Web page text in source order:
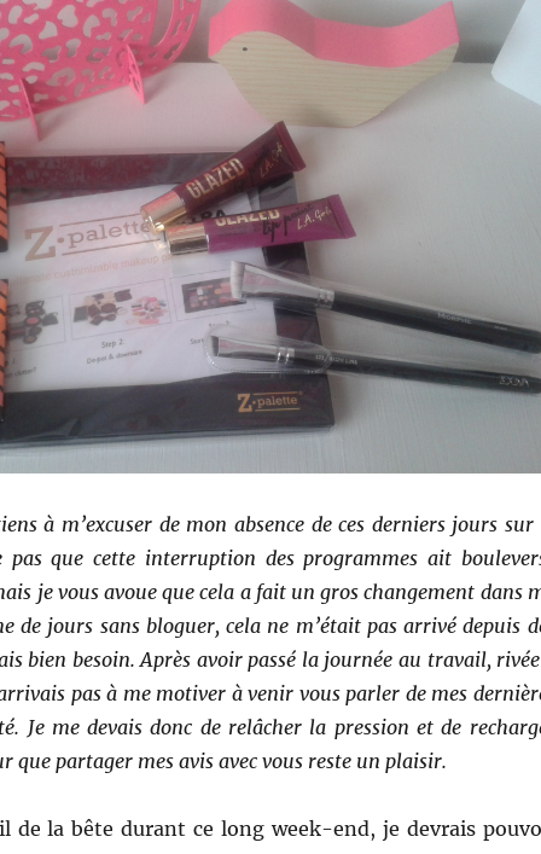
à m’excuser de mon absence de ces derniers jours sur
pas que cette interruption des programmes ait
je vous avoue que cela a fait un gros changement dans
de jours sans bloguer, cela ne m’était pas arrivé depuis
bien besoin. Après avoir passé la journée au travail,
pas à me motiver à venir vous parler de mes
Je me devais donc de relâcher la pression et de
que partager mes avis avec vous reste un plaisir.
de la bête durant ce long week-end, je devrais